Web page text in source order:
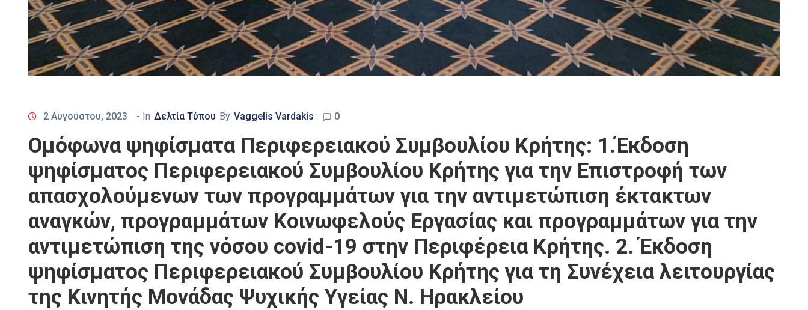
2 Αυγούστου, 2023 - In Δελτία Τύπου By Vaggelis Vardakis 0
Ομόφωνα ψηφίσματα Περιφερειακού Συμβουλίου Κρήτης: 1.Έκδοση
ψηφίσματος Περιφερειακού Συμβουλίου Κρήτης για την Επιστροφή των
απασχολούμενων των προγραμμάτων για την αντιμετώπιση έκτακτων
αναγκών, προγραμμάτων Κοινωφελούς Εργασίας και προγραμμάτων για την
αντιμετώπιση της νόσου covid-19 στην Περιφέρεια Κρήτης. 2. Έκδοση
ψηφίσματος Περιφερειακού Συμβουλίου Κρήτης για τη Συνέχεια λειτουργίας
της Κινητής Μονάδας Ψυχικής Υγείας Ν. Ηρακλείου